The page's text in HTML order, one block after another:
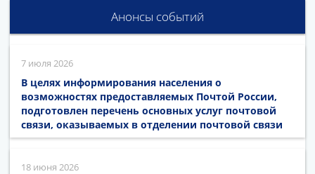
Анонсы событий
7 июля 2026
В целях информирования населения о
возможностях предоставляемых Почтой России,
подготовлен перечень основных услуг почтовой
связи, оказываемых в отделении почтовой связи
18 июня 2026